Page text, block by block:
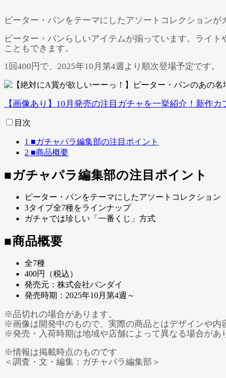
ピーター・パンをテーマにしたアソートコレクションが
ピーター・パンらしいアイテムが揃っています。ライ
こともできます。
1回400円で、2025年10月第4週より順次登場予定です。
【画像あり】10月発売の注目ガチャを一挙紹介！新作カ
目次
1 ■ガチャパラ編集部の注目ポイント
2 ■商品概要
■ガチャパラ編集部の注目ポイント
ピーター・パンをテーマにしたアソートコレクション
3タイプ全7種をラインナップ
ガチャでは珍しい「一番くじ」方式
■商品概要
全7種
400円（税込）
発売元：株式会社バンダイ
発売時期：2025年10月第4週～
※品切れの場合があります。
※画像は開発中のもので、実際の商品とはデザインや内
※発売・入荷時期は地域や店舗によって異なる場合が
※情報は掲載時点のものです
＜調査・文・編集：ガチャパラ編集部＞